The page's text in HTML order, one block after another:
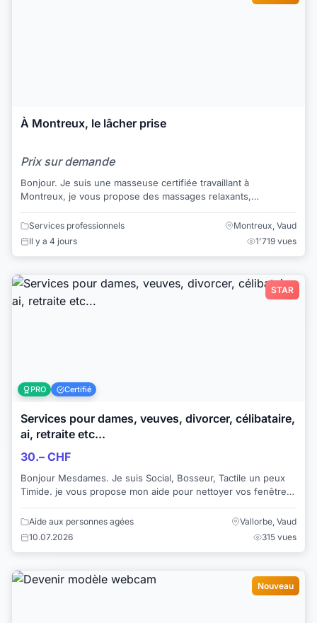
À Montreux, le lâcher prise
Prix sur demande
Bonjour. Je suis une masseuse certifiée travaillant à
Montreux, je vous propose des massages relaxants,
Services professionnels
Montreux, Vaud
Il y a 4 jours
1'719 vues
STAR
PRO Certifié
Services pour dames, veuves, divorcer, célibataire,
ai, retraite etc...
30.– CHF
Bonjour Mesdames. Je suis Social, Bosseur, Tactile un peux
Timide. je vous propose mon aide pour nettoyer vos fenêtres,
baie vitrée, velux, balc...
Aide aux personnes agées
Vallorbe, Vaud
10.07.2026
315 vues
Nouveau